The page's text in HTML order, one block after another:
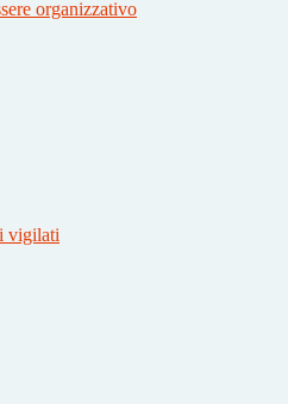
organizzativo
vigilati